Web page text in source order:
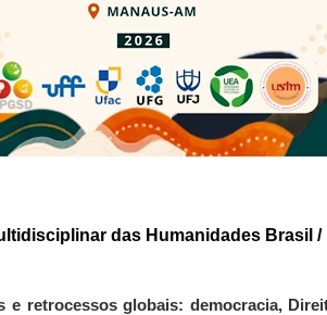
das Humanidades Brasil /
e retrocessos globais: democracia,